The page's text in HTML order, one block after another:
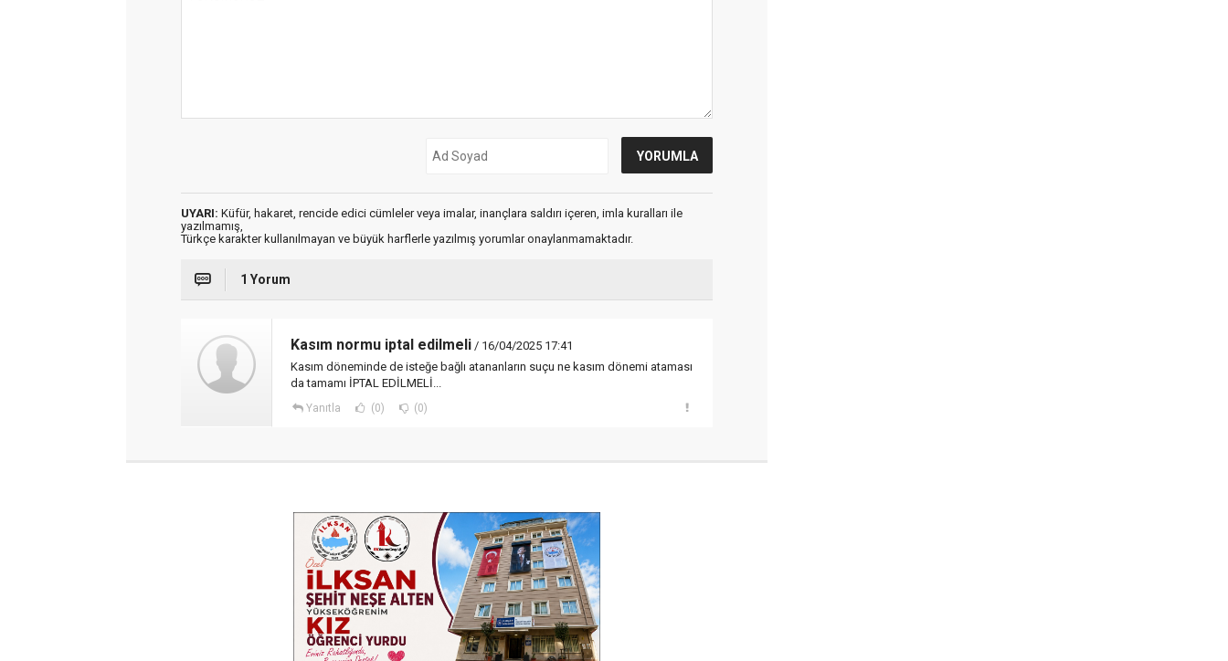
UYARI: Küfür, hakaret, rencide edici cümleler veya imalar, inançlara saldırı içeren, imla kuralları ile
yazılmamış,
Türkçe karakter kullanılmayan ve büyük harflerle yazılmış yorumlar onaylanmamaktadır.
1 Yorum
Kasım normu iptal edilmeli / 16/04/2025 17:41
Kasım döneminde de isteğe bağlı atananların suçu ne kasım dönemi ataması
da tamamı İPTAL EDİLMELİ...
Yanıtla (0) (0)